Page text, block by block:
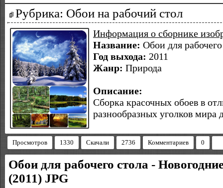
Рубрика: Обои на рабочий стол
Информация о сборнике
Название: Обои для
Год выхода: 2011
Жанр: Природа
Описание:
Сборка красочных обоев в
разнообразных уголков мира
Просмотров 1330 Скачали 2736 Комментариев 0
Обои для рабочего стола -
(2011) JPG